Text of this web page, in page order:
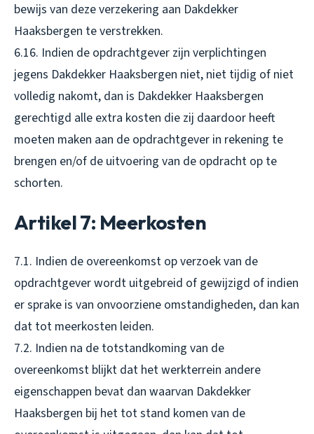
bewijs van deze verzekering aan Dakdekker
Haaksbergen te verstrekken.
6.16. Indien de opdrachtgever zijn verplichtingen
jegens Dakdekker Haaksbergen niet, niet tijdig of niet
volledig nakomt, dan is Dakdekker Haaksbergen
gerechtigd alle extra kosten die zij daardoor heeft
moeten maken aan de opdrachtgever in rekening te
brengen en/of de uitvoering van de opdracht op te
schorten.
Artikel 7: Meerkosten
7.1. Indien de overeenkomst op verzoek van de
opdrachtgever wordt uitgebreid of gewijzigd of indien
er sprake is van onvoorziene omstandigheden, dan kan
dat tot meerkosten leiden.
7.2. Indien na de totstandkoming van de
overeenkomst blijkt dat het werkterrein andere
eigenschappen bevat dan waarvan Dakdekker
Haaksbergen bij het tot stand komen van de